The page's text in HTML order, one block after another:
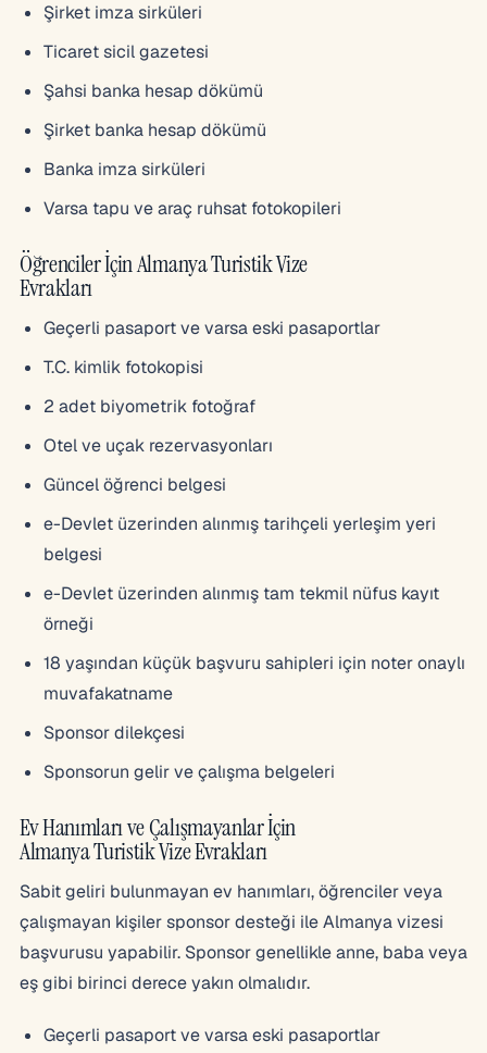
Şirket imza sirküleri
Ticaret sicil gazetesi
Şahsi banka hesap dökümü
Şirket banka hesap dökümü
Banka imza sirküleri
Varsa tapu ve araç ruhsat fotokopileri
Öğrenciler İçin Almanya Turistik Vize
Evrakları
Geçerli pasaport ve varsa eski pasaportlar
T.C. kimlik fotokopisi
2 adet biyometrik fotoğraf
Otel ve uçak rezervasyonları
Güncel öğrenci belgesi
e-Devlet üzerinden alınmış tarihçeli yerleşim yeri
belgesi
e-Devlet üzerinden alınmış tam tekmil nüfus kayıt
örneği
18 yaşından küçük başvuru sahipleri için noter onaylı
muvafakatname
Sponsor dilekçesi
Sponsorun gelir ve çalışma belgeleri
Ev Hanımları ve Çalışmayanlar İçin
Almanya Turistik Vize Evrakları
Sabit geliri bulunmayan ev hanımları, öğrenciler veya
çalışmayan kişiler sponsor desteği ile Almanya vizesi
başvurusu yapabilir. Sponsor genellikle anne, baba veya
eş gibi birinci derece yakın olmalıdır.
Geçerli pasaport ve varsa eski pasaportlar